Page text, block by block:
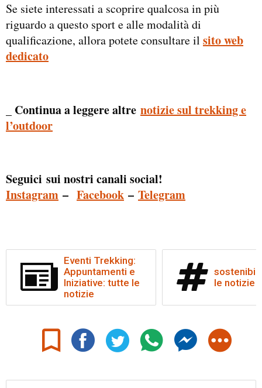
Se siete interessati a scoprire qualcosa in più
riguardo a questo sport e alle modalità di
qualificazione, allora potete consultare il sito web
dedicato
_ Continua a leggere altre notizie sul trekking e
l’outdoor
Seguici sui nostri canali social!
Instagram – Facebook – Telegram
Eventi Trekking:
Appuntamenti e
Iniziative: tutte le
notizie
le notizie